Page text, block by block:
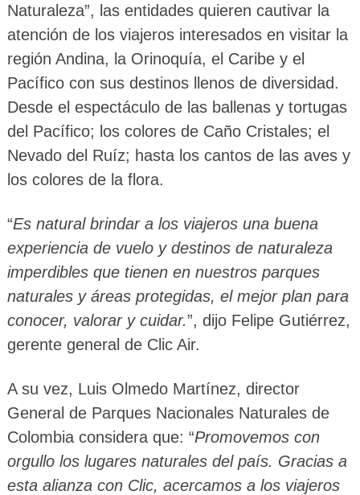
Naturaleza”, las entidades quieren cautivar la
atención de los viajeros interesados en visitar la
región Andina, la Orinoquía, el Caribe y el
Pacífico con sus destinos llenos de diversidad.
Desde el espectáculo de las ballenas y tortugas
del Pacífico; los colores de Caño Cristales; el
Nevado del Ruíz; hasta los cantos de las aves y
los colores de la flora.
“Es natural brindar a los viajeros una buena
experiencia de vuelo y destinos de naturaleza
imperdibles que tienen en nuestros parques
naturales y áreas protegidas, el mejor plan para
conocer, valorar y cuidar.”, dijo Felipe Gutiérrez,
gerente general de Clic Air.
A su vez, Luis Olmedo Martínez, director
General de Parques Nacionales Naturales de
Colombia considera que: “Promovemos con
orgullo los lugares naturales del país. Gracias a
esta alianza con Clic, acercamos a los viajeros